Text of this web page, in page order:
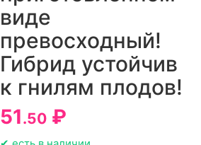
виде
превосходный!
Гибрид устойчив
к гнилям плодов!
51.50 ₽